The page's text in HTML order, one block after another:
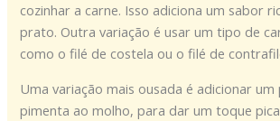
cozinhar a carne. Isso adiciona um sabor
prato. Outra variação é usar um tipo de
como o filé de costela ou o filé de
Uma variação mais ousada é adicionar um
pimenta ao molho, para dar um toque